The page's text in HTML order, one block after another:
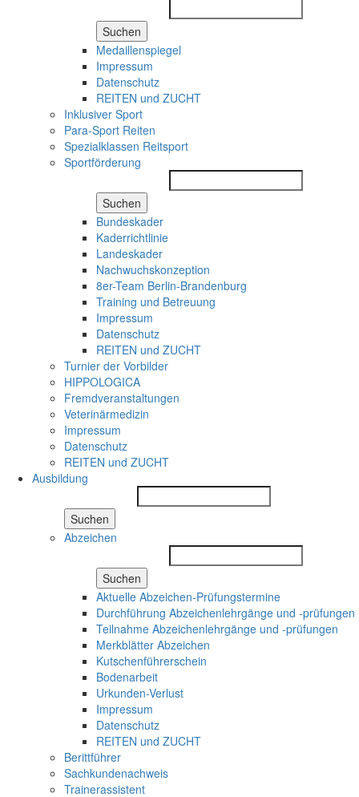
Suchen
Medaillenspiegel
Impressum
Datenschutz
REITEN und ZUCHT
Inklusiver Sport
Para-Sport Reiten
Spezialklassen Reitsport
Sportförderung
Suchen
Bundeskader
Kaderrichtlinie
Landeskader
Nachwuchskonzeption
8er-Team Berlin-Brandenburg
Training und Betreuung
Impressum
Datenschutz
REITEN und ZUCHT
Turnier der Vorbilder
HIPPOLOGICA
Fremdveranstaltungen
Veterinärmedizin
Impressum
Datenschutz
REITEN und ZUCHT
Ausbildung
Suchen
Abzeichen
Suchen
Aktuelle Abzeichen-Prüfungstermine
Durchführung Abzeichenlehrgänge und -prüfungen
Teilnahme Abzeichenlehrgänge und -prüfungen
Merkblätter Abzeichen
Kutschenführerschein
Bodenarbeit
Urkunden-Verlust
Impressum
Datenschutz
REITEN und ZUCHT
Berittführer
Sachkundenachweis
Trainerassistent